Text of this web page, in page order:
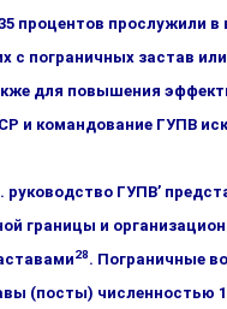
процентов прослужили
с пограничных застав
для повышения
и командование ГУПВ
руководство ГУПВ’
границы и
28. Пограничные
(посты) численностью